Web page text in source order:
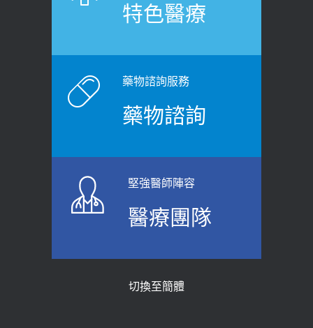
特色醫療
藥物諮詢服務
藥物諮詢
堅強醫師陣容
醫療團隊
切換至簡體